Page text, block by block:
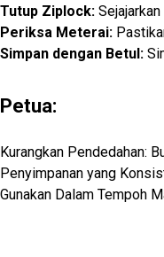
Tutup Ziplock:
Periksa Meterai:
Simpan dengan Betul:
Petua:
Kurangkan Pendedahan:
Penyimpanan yang
Gunakan Dalam Tempoh